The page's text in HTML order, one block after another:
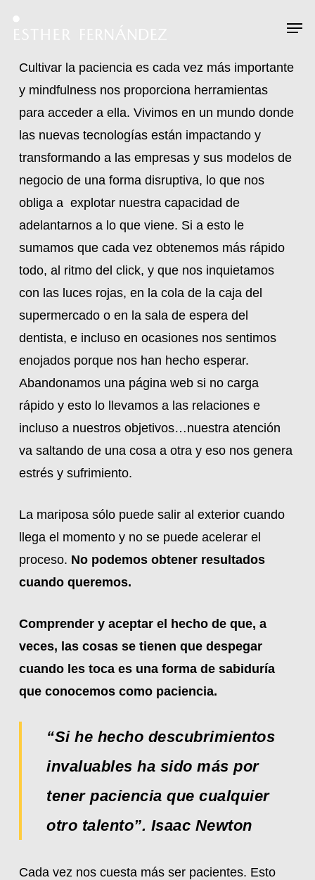
Cultivar la paciencia es cada vez más importante
y mindfulness nos proporciona herramientas
para acceder a ella. Vivimos en un mundo donde
las nuevas tecnologías están impactando y
transformando a las empresas y sus modelos de
negocio de una forma disruptiva, lo que nos
obliga a explotar nuestra capacidad de
adelantarnos a lo que viene. Si a esto le
sumamos que cada vez obtenemos más rápido
todo, al ritmo del click, y que nos inquietamos
con las luces rojas, en la cola de la caja del
supermercado o en la sala de espera del
dentista, e incluso en ocasiones nos sentimos
enojados porque nos han hecho esperar.
Abandonamos una página web si no carga
rápido y esto lo llevamos a las relaciones e
incluso a nuestros objetivos…nuestra atención
va saltando de una cosa a otra y eso nos genera
estrés y sufrimiento.
La mariposa sólo puede salir al exterior cuando
llega el momento y no se puede acelerar el
proceso. No podemos obtener resultados
cuando queremos.
Comprender y aceptar el hecho de que, a
veces, las cosas se tienen que despegar
cuando les toca es una forma de sabiduría
que conocemos como paciencia.
“Si he hecho descubrimientos
invaluables ha sido más por
tener paciencia que cualquier
otro talento”. Isaac Newton
Cada vez nos cuesta más ser pacientes. Esto